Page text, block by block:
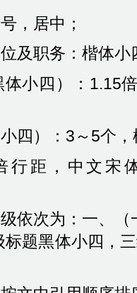
，居中；
及职务：楷体小
小四）： 1.15
四）： 3～ 5个，
行距，中文宋
依次为：一、（
题黑体小四，